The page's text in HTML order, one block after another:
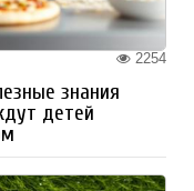
2254
знания
детей